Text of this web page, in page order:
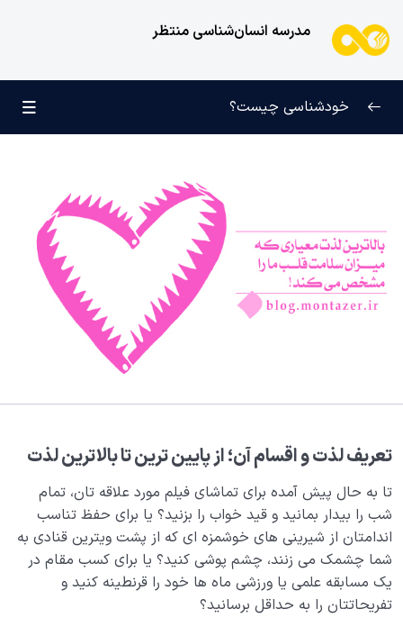
مدرسه انسان‌شناسی منتظر
کودک عزیز روان 0/6
انسان و میل بی‌نهایت 0/12
انسان چه چیزی نیست؟
معشوق حقیقی انسان کیست و معنای اله در لا اله الا الله
چیست؟
معنای حب چیست و محبوب حقیقی ما به عنوان یک انسان
کیست؟
اولویت های ما چیست؟ شکل گیری نظام محبتی ما چگونه
اتفاق می افتد؟
خودشناسی چیست؟
تعریف لذت و اقسام آن؛ از پایین‌ ترین تا بالاترین لذت
تا به حال پیش آمده برای تماشای فیلم مورد علاقه تان، تمام
شب را بیدار بمانید و قید خواب را بزنید؟ یا برای حفظ تناسب
اندامتان از شیرینی های خوشمزه ای که از پشت ویترین قنادی به
شما چشمک می زنند، چشم پوشی کنید؟ یا برای کسب مقام در
یک مسابقه علمی یا ورزشی ماه ها خود را قرنطینه کنید و
تفریحاتتان را به حداقل برسانید؟